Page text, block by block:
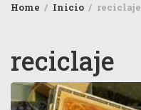
Home Inicio reciclaje
reciclaje